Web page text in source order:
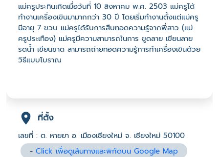
แม่ครูประทินเกิดเมื่อวันที่ 10 สิงหาคม พ.ศ. 2503 แม่ครูได้
ทำงานเครื่องเขินมามากกว่า 30 ปี โดยเริ่มทำงานตั้งแต่แม่ครู
มีอายุ 7 ขวบ แม่ครูได้รับการสืบทอดความรู้จากพี่สาว (แม่
ครูประเทือง) แม่ครูมีความสามารถในการ ขูดลาย เขียนลาย
รดน้ำ เขียนชาด สามารถถ่ายทอดความรู้การทำเครื่องเขินด้วย
วิธีแบบโบราณ
ที่ตั้ง
เลขที่ : ต. หายยา อ. เมืองเชียงใหม่ จ. เชียงใหม่ 50100
-Click เพื่อดูเส้นทางและพิกัดบน Google Map